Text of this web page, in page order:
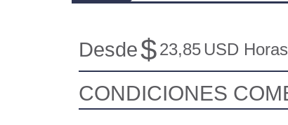
Desde$23,85 USD
CONDICIONES